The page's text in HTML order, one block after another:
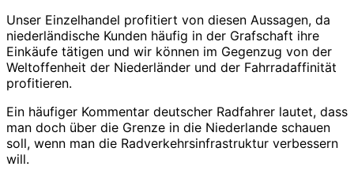
Unser Einzelhandel profitiert von diesen Aussagen, da
niederländische Kunden häufig in der Grafschaft ihre
Einkäufe tätigen und wir können im Gegenzug von der
Weltoffenheit der Niederländer und der Fahrradaffinität
profitieren.
Ein häufiger Kommentar deutscher Radfahrer lautet, dass
man doch über die Grenze in die Niederlande schauen
soll, wenn man die Radverkehrsinfrastruktur verbessern
will.